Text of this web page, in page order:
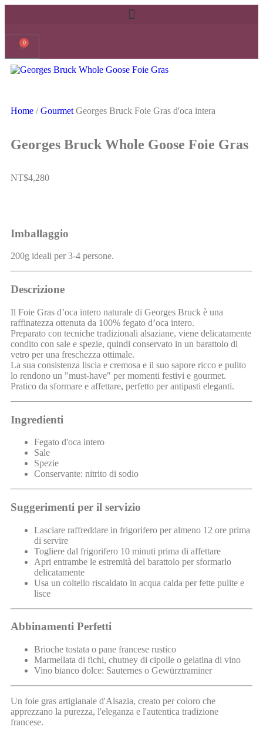
0
Home /Gourmet Georges Bruck Foie Gras d'oca intera
Georges Bruck Whole Goose Foie Gras
NT$4,280
Imballaggio
200g ideali per 3-4 persone.
Descrizione
Il Foie Gras d’oca intero naturale di Georges Bruck è una
raffinatezza ottenuta da 100% fegato d’oca intero.
Preparato con tecniche tradizionali alsaziane, viene delicatamente
condito con sale e spezie, quindi conservato in un barattolo di
vetro per una freschezza ottimale.
La sua consistenza liscia e cremosa e il suo sapore ricco e pulito
lo rendono un "must-have" per momenti festivi e gourmet.
Pratico da sformare e affettare, perfetto per antipasti eleganti.
Ingredienti
Fegato d'oca intero
Sale
Spezie
Conservante: nitrito di sodio
Suggerimenti per il servizio
Lasciare raffreddare in frigorifero per almeno 12 ore prima
di servire
Togliere dal frigorifero 10 minuti prima di affettare
Apri entrambe le estremità del barattolo per sformarlo
delicatamente
Usa un coltello riscaldato in acqua calda per fette pulite e
lisce
Abbinamenti Perfetti
Brioche tostata o pane francese rustico
Marmellata di fichi, chutney di cipolle o gelatina di vino
Vino bianco dolce: Sauternes o Gewürztraminer
Un foie gras artigianale d'Alsazia, creato per coloro che
apprezzano la purezza, l'eleganza e l'autentica tradizione
francese.